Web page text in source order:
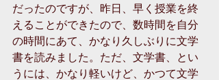
だったのですが、昨日、早く授業を終
えることができたので、数時間を自分
の時間にあて、かなり久しぶりに文学
書を読みました。ただ、文学書、とい
うには、かなり軽いけど、かつて文学